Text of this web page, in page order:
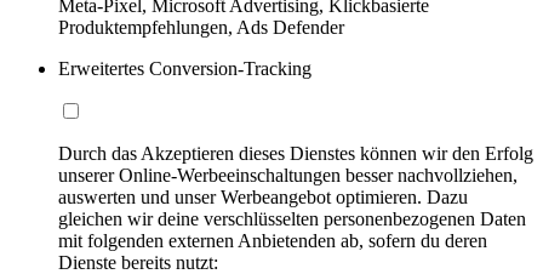
Meta-Pixel, Microsoft Advertising, Klickbasierte
Produktempfehlungen, Ads Defender
Erweitertes Conversion-Tracking
Durch das Akzeptieren dieses Dienstes können wir den Erfolg
unserer Online-Werbeeinschaltungen besser nachvollziehen,
auswerten und unser Werbeangebot optimieren. Dazu
gleichen wir deine verschlüsselten personenbezogenen Daten
mit folgenden externen Anbietenden ab, sofern du deren
Dienste bereits nutzt: